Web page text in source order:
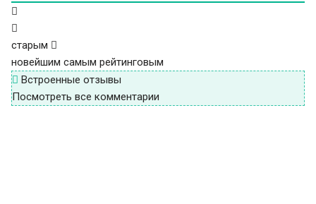
старым
новейшим самым рейтинговым
Встроенные отзывы
Посмотреть все комментарии